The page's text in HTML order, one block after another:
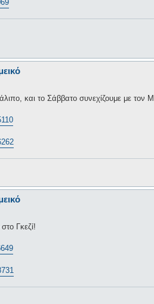
και το Σάββατο συνεχίζουμε με τον
Γκεζί!